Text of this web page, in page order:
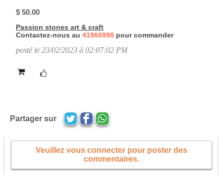
$ 50.00
Passion stones art & craft
Contactez-nous au41966998 pour commander
posté le 23/02/2023 à 02:07:02 PM
Partager sur
Veuillez vous connecter pour poster des
commentaires.